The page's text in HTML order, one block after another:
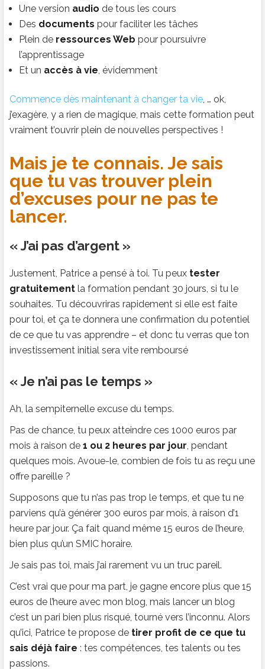
Une version audio de tous les cours
Des documents pour faciliter les tâches
Plein de ressources Web pour poursuivre
l’apprentissage
Et un accès à vie, évidemment
Commence dès maintenant à changer ta vie, … ok,
j’exagère, y a rien de magique, mais cette formation peut
vraiment t’ouvrir plein de nouvelles perspectives !
Mais je te connais. Je sais
que tu vas trouver plein
d’excuses pour ne pas te
lancer.
« J’ai pas d’argent »
Justement, Patrice a pensé à toi. Tu peux tester
gratuitement la formation pendant 30 jours, si tu le
souhaites. Tu découvriras rapidement si elle est faite
pour toi, et ça te donnera une confirmation du potentiel
de ce que tu vas apprendre – et donc tu verras que ton
investissement initial sera vite remboursé
« Je n’ai pas le temps »
Ah, la sempiternelle excuse du temps.
Pas de chance, tu peux atteindre ces 1000 euros par
mois à raison de 1 ou 2 heures par jour, pendant
quelques mois. Avoue-le, combien de fois tu as reçu une
offre pareille ?
Supposons que tu n’as pas trop le temps, et que tu ne
parviens qu’à générer 300 euros par mois, à raison d’1
heure par jour. Ça fait quand même 15 euros de l’heure,
bien plus qu’un SMIC horaire.
Je sais pas toi, mais j’ai rarement vu un truc pareil.
C’est vrai que pour ma part, je gagne encore plus que 15
euros de l’heure avec mon blog, mais lancer un blog
c’est un pari bien plus risqué, tourné vers l’inconnu. Alors
qu’ici, Patrice te propose de tirer profit de ce que tu
sais déjà faire : tes compétences, tes talents ou tes
passions.